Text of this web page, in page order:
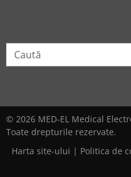
© 2026 MED-EL Medical
Toate drepturile rezervate.
Harta site-ului | Politica de